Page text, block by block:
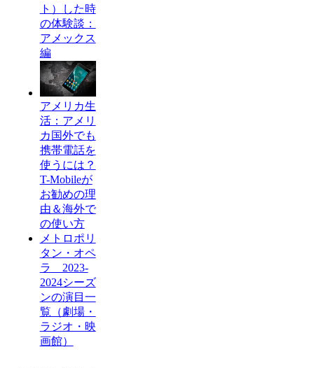
ト）した時
の体験談：
アメックス
編
アメリカ生
活：アメリ
カ国外でも
携帯電話を
使うには？
T-Mobileが
お勧めの理
由＆海外で
の使い方
メトロポリ
タン・オペ
ラ 2023-
2024シーズ
ンの演目一
覧（劇場・
ラジオ・映
画館）